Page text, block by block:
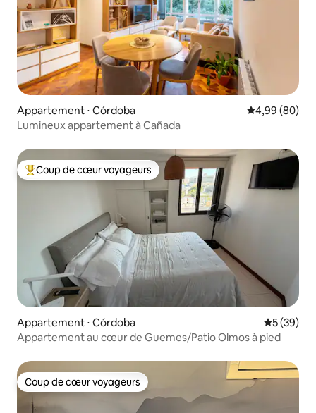
Appartement ⋅ Córdoba Évaluation
4,99 (80)
Lumineux appartement à Cañada
Coups de cœur voyageurs les plus appréciés
Coup de cœur voyageurs
Appartement ⋅ Córdoba
5 (39)
Appartement au cœur de Guemes/Patio Olmos à pied
Coup de cœur voyageurs
Coup de cœur voyageurs